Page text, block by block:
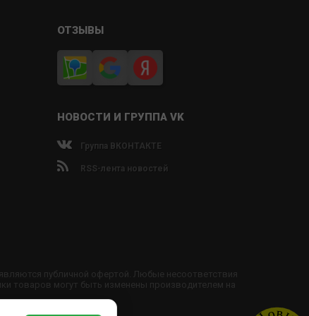
ОТЗЫВЫ
НОВОСТИ И ГРУППА VK
Группа ВКОНТАКТЕ
RSS-лента новостей
публичной офертой. Любые несоответствия
товаров могут быть изменены производителем на